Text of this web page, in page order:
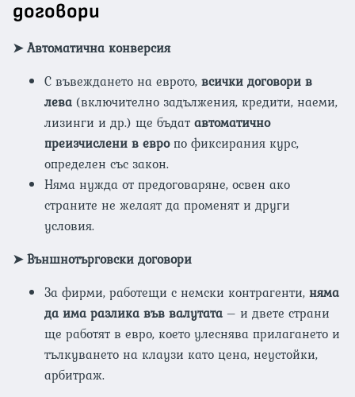
договори
➤Автоматична конверсия
С въвеждането на еврото,всички договори в
лева (включително задължения, кредити, наеми,
лизинги и др.) ще бъдатавтоматично
преизчислени в европо фиксирания курс,
определен със закон.
Няма нужда от предоговаряне, освен ако
страните не желаят да променят и други
условия.
➤Външнотърговски договори
За фирми, работещи с немски контрагенти,няма
да има разлика във валутата – и двете страни
ще работят в евро, което улеснява прилагането и
тълкуването на клаузи като цена, неустойки,
арбитраж.